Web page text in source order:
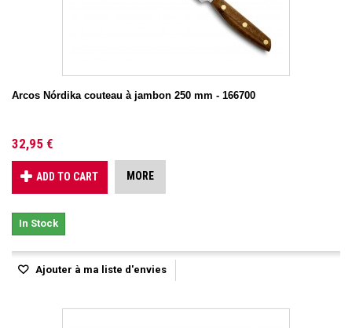
Arcos Nórdika couteau à jambon 250 mm - 166700
32,95 €
ADD TO CART MORE
In Stock
Ajouter à ma liste d'envies